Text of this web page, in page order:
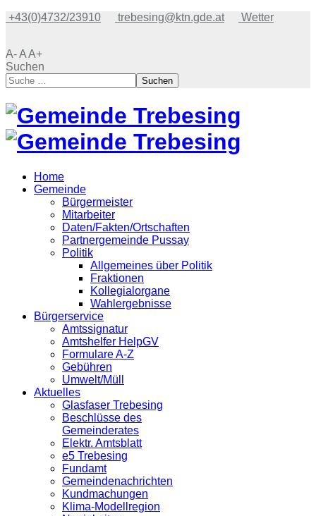
+43(0)4732/23910 trebesing@ktn.gde.at Wetter
A-AA+
Suchen
Suchen
Home
Gemeinde
Bürgermeister
Mitarbeiter
Daten/Fakten/Ortschaften
Partnergemeinde Pussay
Politik
Allgemeines über Politik
Fraktionen
Kollegialorgane
Wahlergebnisse
Bürgerservice
Amtssignatur
Amtshelfer HelpGV
Formulare A-Z
Gebühren
Umwelt/Müll
Aktuelles
Glasfaser Trebesing
Beschlüsse des
Gemeinderates
Elektr. Amtsblatt
e5 Trebesing
Fundamt
Gemeindenachrichten
Kundmachungen
Klima-Modellregion